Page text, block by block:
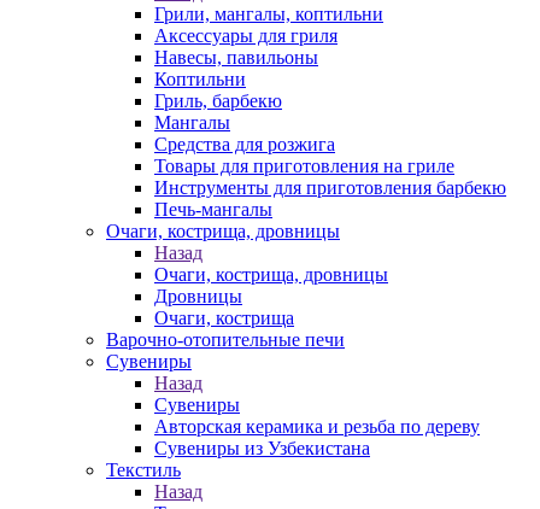
Грили, мангалы, коптильни
Аксессуары для гриля
Навесы, павильоны
Коптильни
Гриль, барбекю
Мангалы
Средства для розжига
Товары для приготовления на гриле
Инструменты для приготовления барбекю
Печь-мангалы
Очаги, кострища, дровницы
Назад
Очаги, кострища, дровницы
Дровницы
Очаги, кострища
Варочно-отопительные печи
Сувениры
Назад
Сувениры
Авторская керамика и резьба по дереву
Сувениры из Узбекистана
Текстиль
Назад